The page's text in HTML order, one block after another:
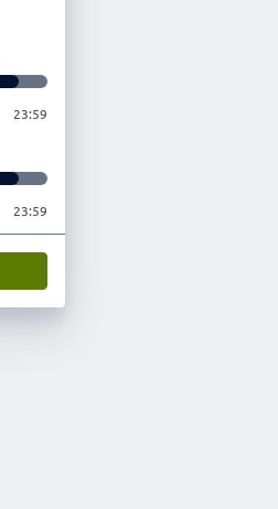
23:59
23:59